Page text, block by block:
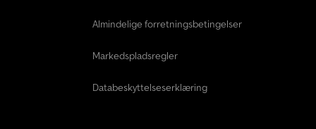
Almindelige forretningsbetingelser
Markedspladsregler
Databeskyttelseserklæring